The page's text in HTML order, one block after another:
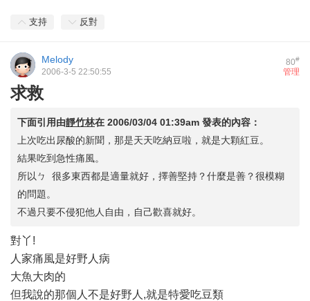
支持 反對
80#
Melody
管理
2006-3-5 22:50:55
求救
下面引用由靜竹林在 2006/03/04 01:39am 發表的內容：
上次吃出尿酸的新聞，那是天天吃納豆啦，就是大顆紅豆。
結果吃到急性痛風。
所以ㄅ 很多東西都是適量就好，擇善堅持？什麼是善？很模糊
的問題。
不過只要不侵犯他人自由，自己歡喜就好。
對丫!
人家痛風是好野人病
大魚大肉的
但我說的那個人不是好野人,就是特愛吃豆類